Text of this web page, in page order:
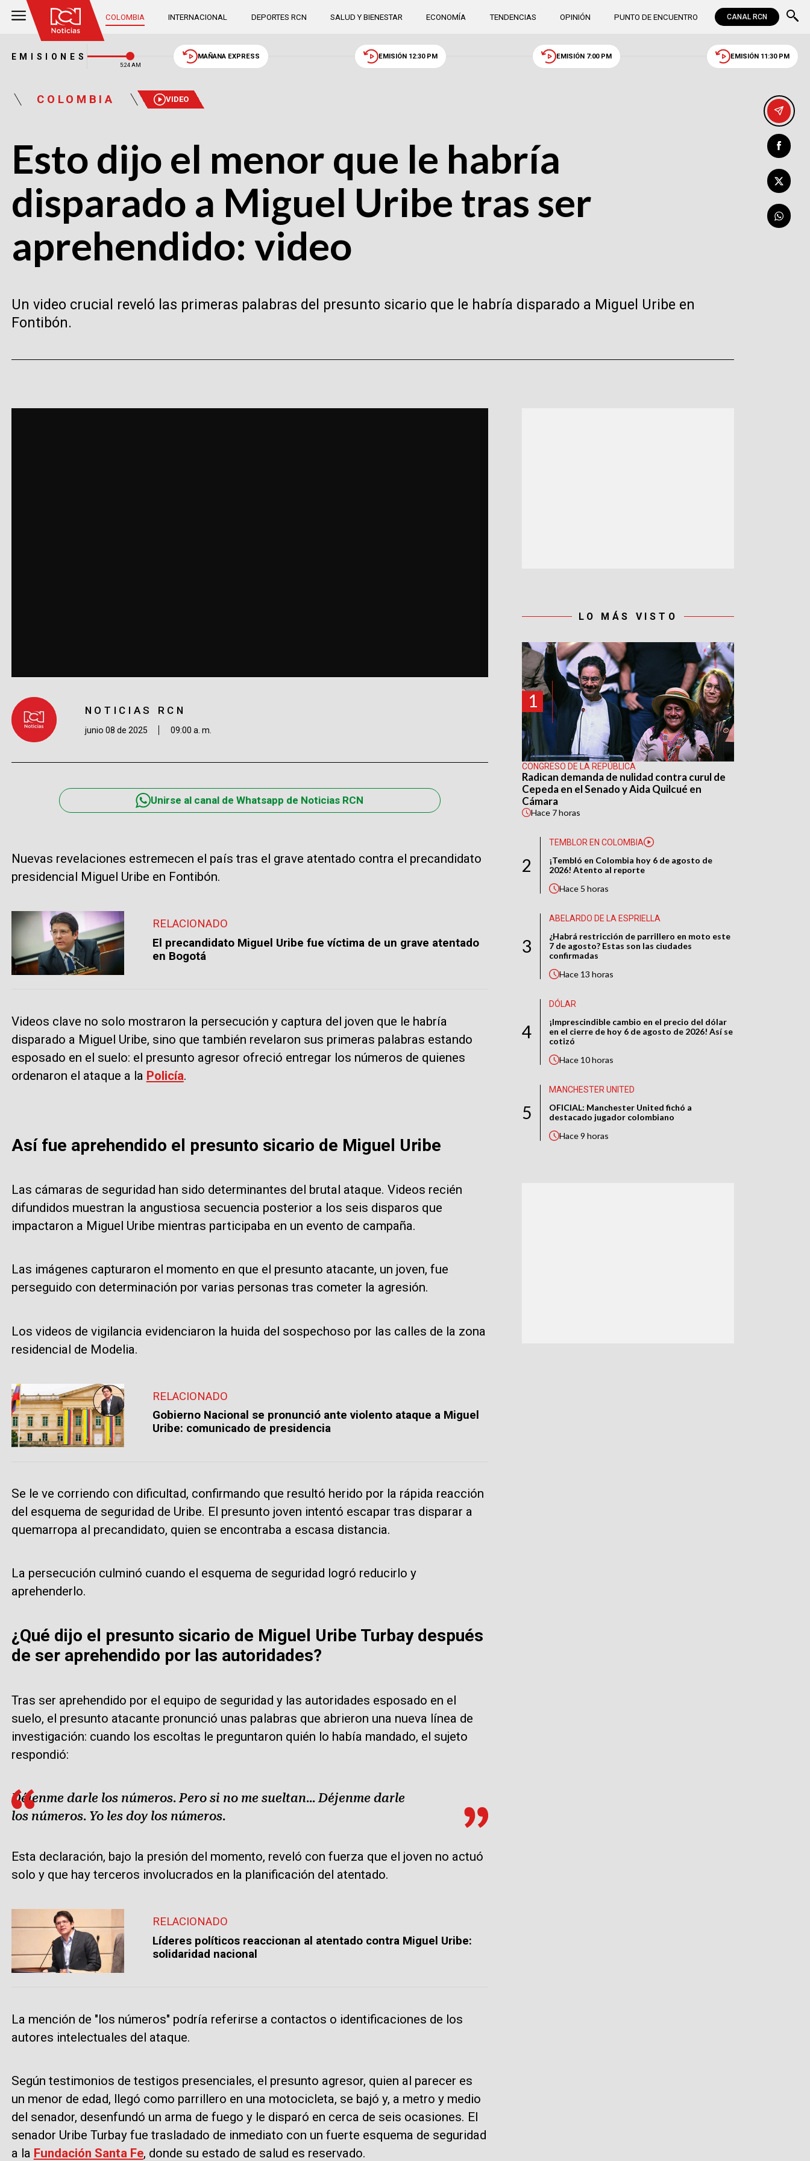
COLOMBIA INTERNACIONAL DEPORTES RCN SALUD Y BIENESTAR ECONOMÍA TENDENCIAS OPINIÓN PUNTO DE ENCUENTRO CANAL RCN
EMISIONES
5:24 AM
MAÑANA EXPRESS EMISIÓN 12:30 PM EMISIÓN 7:00 PM EMISIÓN 11:30 PM
COLOMBIA VIDEO
Esto dijo el menor que le habría
disparado a Miguel Uribe tras ser
aprehendido: video
Un video crucial reveló las primeras palabras del presunto sicario que le habría disparado a Miguel Uribe en
Fontibón.
NOTICIAS RCN
junio 08 de 2025 09:00 a. m.
Unirse al canal de Whatsapp de Noticias RCN
Nuevas revelaciones estremecen el país tras el grave atentado contra el precandidato
presidencial Miguel Uribe en Fontibón.
RELACIONADO
El precandidato Miguel Uribe fue víctima de un grave atentado
en Bogotá
Videos clave no solo mostraron la persecución y captura del joven que le habría
disparado a Miguel Uribe, sino que también revelaron sus primeras palabras estando
esposado en el suelo: el presunto agresor ofreció entregar los números de quienes
ordenaron el ataque a la Policía.
Así fue aprehendido el presunto sicario de Miguel Uribe
Las cámaras de seguridad han sido determinantes del brutal ataque. Videos recién
difundidos muestran la angustiosa secuencia posterior a los seis disparos que
impactaron a Miguel Uribe mientras participaba en un evento de campaña.
Las imágenes capturaron el momento en que el presunto atacante, un joven, fue
perseguido con determinación por varias personas tras cometer la agresión.
Los videos de vigilancia evidenciaron la huida del sospechoso por las calles de la zona
residencial de Modelia.
RELACIONADO
Gobierno Nacional se pronunció ante violento ataque a Miguel
Uribe: comunicado de presidencia
Se le ve corriendo con dificultad, confirmando que resultó herido por la rápida reacción
del esquema de seguridad de Uribe. El presunto joven intentó escapar tras disparar a
quemarropa al precandidato, quien se encontraba a escasa distancia.
La persecución culminó cuando el esquema de seguridad logró reducirlo y
aprehenderlo.
¿Qué dijo el presunto sicario de Miguel Uribe Turbay después
de ser aprehendido por las autoridades?
Tras ser aprehendido por el equipo de seguridad y las autoridades esposado en el
suelo, el presunto atacante pronunció unas palabras que abrieron una nueva línea de
investigación: cuando los escoltas le preguntaron quién lo había mandado, el sujeto
respondió:
Déjenme darle los números. Pero si no me sueltan... Déjenme darle
los números. Yo les doy los números.
Esta declaración, bajo la presión del momento, reveló con fuerza que el joven no actuó
solo y que hay terceros involucrados en la planificación del atentado.
RELACIONADO
Líderes políticos reaccionan al atentado contra Miguel Uribe:
solidaridad nacional
La mención de "los números" podría referirse a contactos o identificaciones de los
autores intelectuales del ataque.
Según testimonios de testigos presenciales, el presunto agresor, quien al parecer es
un menor de edad, llegó como parrillero en una motocicleta, se bajó y, a metro y medio
del senador, desenfundó un arma de fuego y le disparó en cerca de seis ocasiones. El
senador Uribe Turbay fue trasladado de inmediato con un fuerte esquema de seguridad
a la Fundación Santa Fe, donde su estado de salud es reservado.
LO MÁS VISTO
1
CONGRESO DE LA REPÚBLICA
Radican demanda de nulidad contra curul de
Cepeda en el Senado y Aida Quilcué en
Cámara
Hace 7 horas
2
TEMBLOR EN COLOMBIA
¡Tembló en Colombia hoy 6 de agosto de
2026! Atento al reporte
Hace 5 horas
3
ABELARDO DE LA ESPRIELLA
¿Habrá restricción de parrillero en moto este
7 de agosto? Estas son las ciudades
confirmadas
Hace 13 horas
4
DÓLAR
¡Imprescindible cambio en el precio del dólar
en el cierre de hoy 6 de agosto de 2026! Así se
cotizó
Hace 10 horas
5
MANCHESTER UNITED
OFICIAL: Manchester United fichó a
destacado jugador colombiano
Hace9 horas